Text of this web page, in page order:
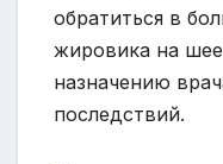
обратиться в
жировика на
назначению
последствий.